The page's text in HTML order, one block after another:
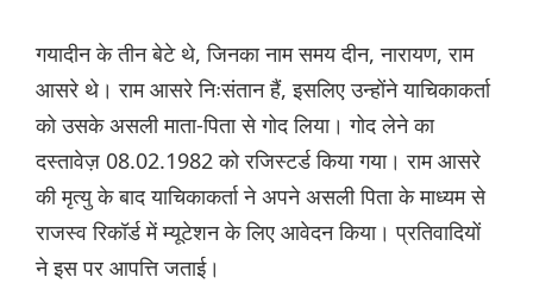
गयादीन के तीन बेटे थे, जिनका नाम समय दीन, नारायण, राम
आसरे थे। राम आसरे निःसंतान हैं, इसलिए उन्होंने याचिकाकर्ता
को उसके असली माता-पिता से गोद लिया। गोद लेने का
दस्तावेज़ 08.02.1982 को रजिस्टर्ड किया गया। राम आसरे
की मृत्यु के बाद याचिकाकर्ता ने अपने असली पिता के माध्यम से
राजस्व रिकॉर्ड में म्यूटेशन के लिए आवेदन किया। प्रतिवादियों
ने इस पर आपत्ति जताई।